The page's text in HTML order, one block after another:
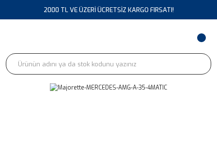
2000 TL VE ÜZERİ ÜCRETSİZ KARGO FIRSATI!